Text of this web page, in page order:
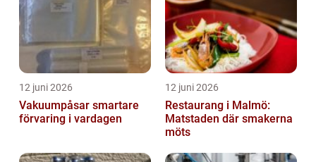
12 juni 2026
Vakuumpåsar smartare
förvaring i vardagen
12 juni 2026
Restaurang i Malmö:
Matstaden där smakerna
möts